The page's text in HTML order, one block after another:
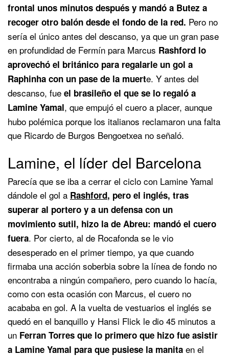
frontal unos minutos después y mandó a Butez a
recoger otro balón desde el fondo de la red. Pero no
sería el único antes del descanso, ya que un gran pase
en profundidad de Fermín para Marcus Rashford lo
aprovechó el británico para regalarle un gol a
Raphinha con un pase de la muerte. Y antes del
descanso, fue el brasileño el que se lo regaló a
Lamine Yamal, que empujó el cuero a placer, aunque
hubo polémica porque los italianos reclamaron una falta
que Ricardo de Burgos Bengoetxea no señaló.
Lamine, el líder del Barcelona
Parecía que se iba a cerrar el ciclo con Lamine Yamal
dándole el gol a Rashford, pero el inglés, tras
superar al portero y a un defensa con un
movimiento sutil, hizo la de Abreu: mandó el cuero
fuera. Por cierto, al de Rocafonda se le vio
desesperado en el primer tiempo, ya que cuando
firmaba una acción soberbia sobre la línea de fondo no
encontraba a ningún compañero, pero cuando lo hacía,
como con esta ocasión con Marcus, el cuero no
acababa en gol. A la vuelta de vestuarios el inglés se
quedó en el banquillo y Hansi Flick le dio 45 minutos a
un Ferran Torres que lo primero que hizo fue asistir
a Lamine Yamal para que pusiese la manita en el